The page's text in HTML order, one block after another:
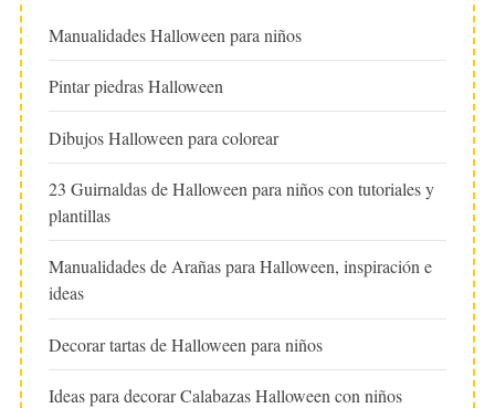
Manualidades Halloween para niños
Pintar piedras Halloween
Dibujos Halloween para colorear
23 Guirnaldas de Halloween para niños con tutoriales y
plantillas
Manualidades de Arañas para Halloween, inspiración e
ideas
Decorar tartas de Halloween para niños
Ideas para decorar Calabazas Halloween con niños